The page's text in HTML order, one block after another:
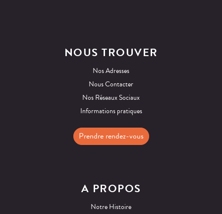
NOUS TROUVER
Nos Adresses
Nous Contacter
Nos Réseaux Sociaux
Informations pratiques
Prendre rendez-vous
A PROPOS
Notre Histoire